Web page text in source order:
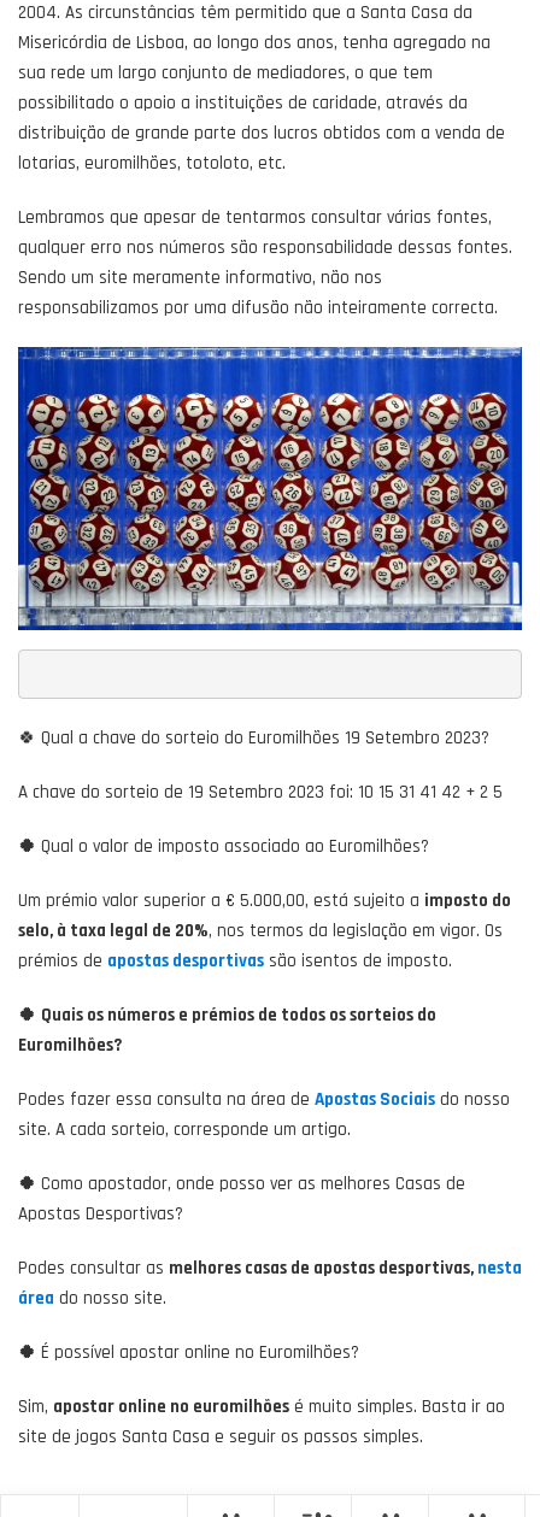
2004. As circunstâncias têm permitido que a Santa Casa da
Misericórdia de Lisboa, ao longo dos anos, tenha agregado na
sua rede um largo conjunto de mediadores, o que tem
possibilitado o apoio a instituições de caridade, através da
distribuição de grande parte dos lucros obtidos com a venda de
lotarias, euromilhões, totoloto, etc.
Lembramos que apesar de tentarmos consultar várias fontes,
qualquer erro nos números são responsabilidade dessas fontes.
Sendo um site meramente informativo, não nos
responsabilizamos por uma difusão não inteiramente correcta.
🍀 Qual a chave do sorteio do Euromilhões 19 Setembro 2023?
A chave do sorteio de 19 Setembro 2023 foi: 10 15 31 41 42 + 2 5
🍀 Qual o valor de imposto associado ao Euromilhões?
Um prémio valor superior a € 5.000,00, está sujeito a imposto do
selo, à taxa legal de 20%, nos termos da legislação em vigor. Os
prémios de apostas desportivas são isentos de imposto.
🍀 Quais os números e prémios de todos os sorteios do
Euromilhões?
Podes fazer essa consulta na área de Apostas Sociais do nosso
site. A cada sorteio, corresponde um artigo.
🍀 Como apostador, onde posso ver as melhores Casas de
Apostas Desportivas?
Podes consultar as melhores casas de apostas desportivas, nesta
área do nosso site.
🍀 É possível apostar online no Euromilhões?
Sim, apostar online no euromilhões é muito simples. Basta ir ao
site de jogos Santa Casa e seguir os passos simples.